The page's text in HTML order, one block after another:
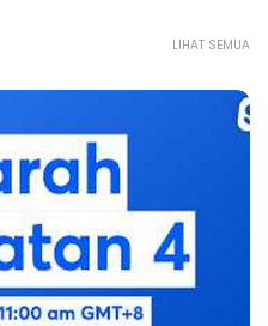
LIHAT SEMUA